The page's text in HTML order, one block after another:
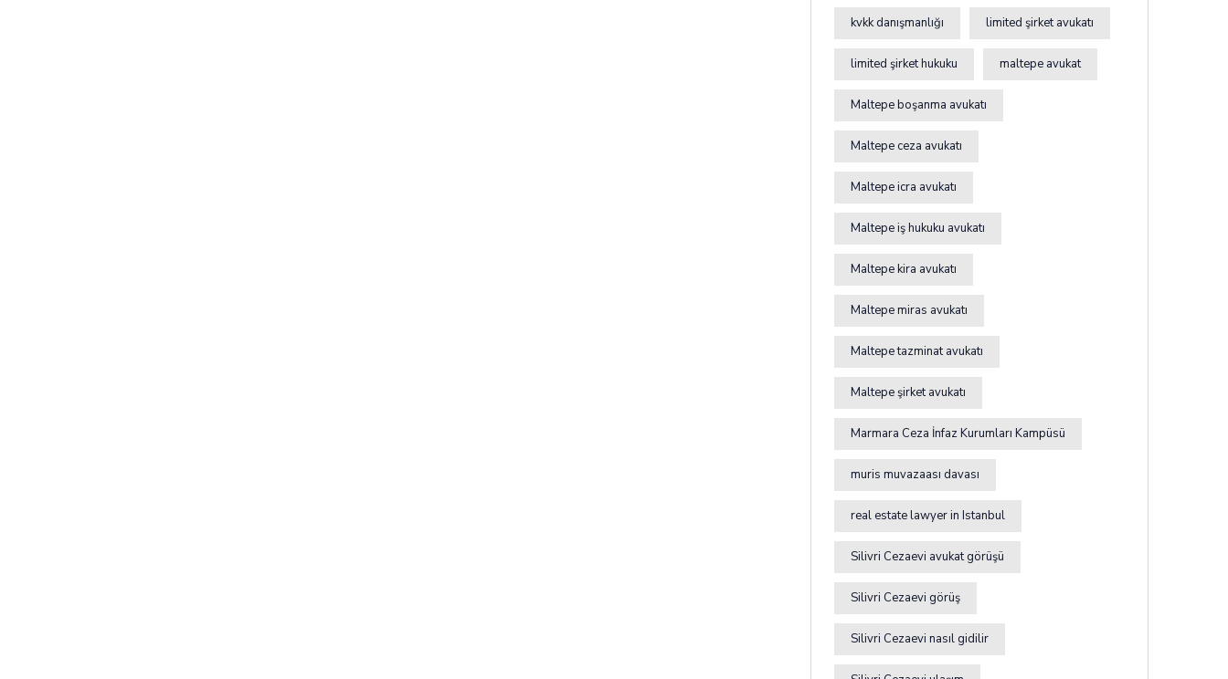
kvkk danışmanlığı limited şirket avukatı
limited şirket hukuku maltepe avukat
Maltepe boşanma avukatı
Maltepe ceza avukatı
Maltepe icra avukatı
Maltepe iş hukuku avukatı
Maltepe kira avukatı
Maltepe miras avukatı
Maltepe tazminat avukatı
Maltepe şirket avukatı
Marmara Ceza İnfaz Kurumları Kampüsü
muris muvazaası davası
real estate lawyer in Istanbul
Silivri Cezaevi avukat görüşü
Silivri Cezaevi görüş
Silivri Cezaevi nasıl gidilir